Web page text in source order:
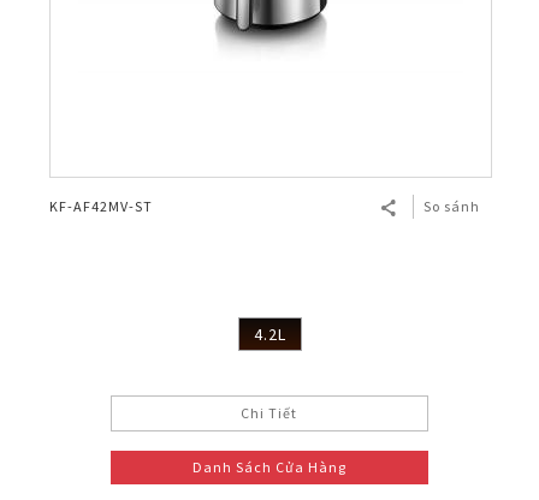
KF-AF42MV-ST So sánh
4.2L
Chi Tiết
Danh Sách Cửa Hàng